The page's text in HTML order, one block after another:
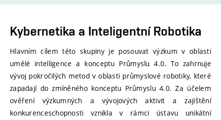
Kybernetika a Inteligentní Robotika
Hlavním cílem této skupiny je posouvat výzkum v oblasti
umělé intelligence a konceptu Průmyslu 4.0. To zahrnuje
vývoj pokročilých metod v oblasti průmyslové robotiky, které
zapadají do zmíněného konceptu Průmyslu 4.0. Za účelem
ověření výzkumných a vývojových aktivit a zajištění
konkurenceschopnosti vznikla v rámci ústavu unikátní